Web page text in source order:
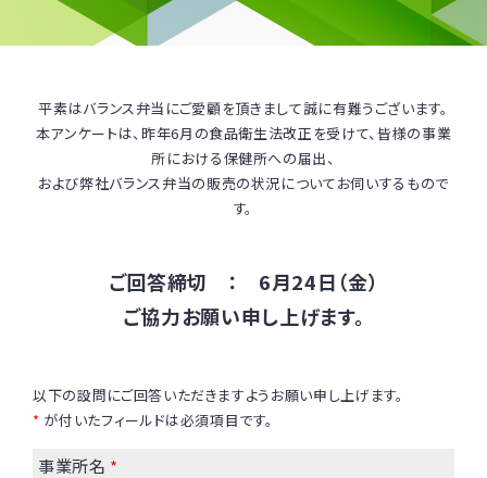
平素はバランス弁当にご愛顧を頂きまして誠に有難うございます。
本アンケートは、昨年6月の食品衛生法改正を受けて、皆様の事業
所における保健所への届出、
および弊社バランス弁当の販売の状況についてお伺いするもので
す。
ご回答締切 ： 6月24日（金）
ご協力お願い申し上げます。
以下の設問にご回答いただきますようお願い申し上げます。
* が付いたフィールドは必須項目です。
事業所名 *